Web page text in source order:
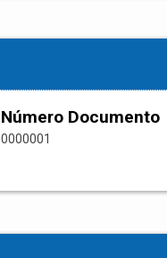
Número Documento
0000001